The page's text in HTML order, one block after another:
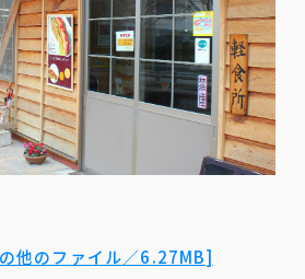
他のファイル／6.27MB]